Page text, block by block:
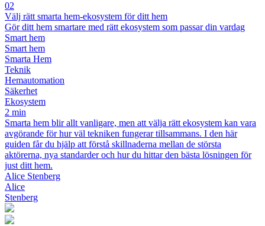
02
Välj rätt smarta hem-ekosystem för ditt hem
Gör ditt hem smartare med rätt ekosystem som passar din vardag
Smart hem
Smart hem
Smarta Hem
Teknik
Hemautomation
Säkerhet
Ekosystem
2 min
Smarta hem blir allt vanligare, men att välja rätt ekosystem kan vara
avgörande för hur väl tekniken fungerar tillsammans. I den här
guiden får du hjälp att förstå skillnaderna mellan de största
aktörerna, nya standarder och hur du hittar den bästa lösningen för
just ditt hem.
Alice Stenberg
Alice
Stenberg